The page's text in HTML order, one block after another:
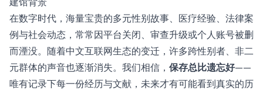
在数字时代，海量宝贵的多元性别故事、医疗经验、法律案
例与社会动态，常常因平台关闭、审查升级或个人账号被删
而湮没。随着中文互联网生态的变迁，许多跨性别者、非二
元群体的声音也逐渐消失。我们相信， 保存总比遗忘好——
唯有记录下每一份经历与文献，未来才有可能看到真实的历